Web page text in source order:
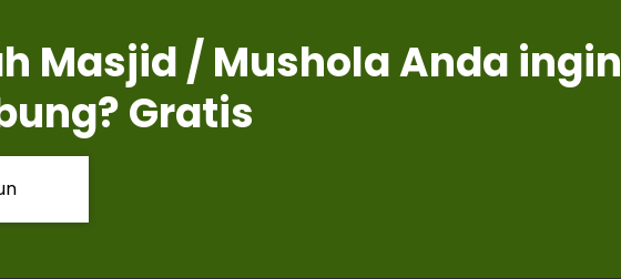
Masjid / Mushola Anda ingin
Gratis